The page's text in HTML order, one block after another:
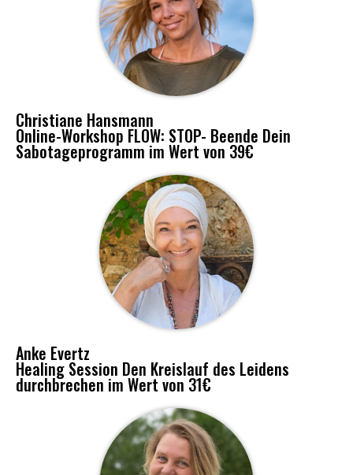
Christiane Hansmann
Online-Workshop FLOW: STOP- Beende Dein
Sabotageprogramm im Wert von 39€
Anke Evertz
Healing Session Den Kreislauf des Leidens
durchbrechen im Wert von 31€